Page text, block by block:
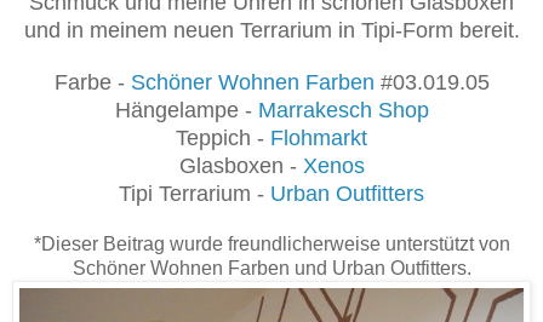
und in meinem neuen Terrarium in Tipi-Form bereit.
Farbe - Schöner Wohnen Farben #03.019.05
Hängelampe - Marrakesch Shop
Teppich - Flohmarkt
Glasboxen - Xenos
Tipi Terrarium - Urban Outfitters
*Dieser Beitrag wurde freundlicherweise unterstützt von
Schöner Wohnen Farben und Urban Outfitters.